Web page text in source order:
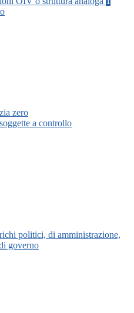
zero
a controllo
politici, di amministrazione,
governo